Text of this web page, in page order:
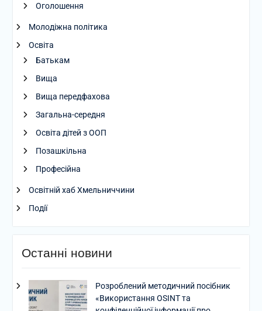
Оголошення
Молодіжна політика
Освіта
Батькам
Вища
Вища передфахова
Загальна-середня
Освіта дітей з ООП
Позашкільна
Професійна
Освітній хаб Хмельниччини
Події
Останні новини
Розроблений методичний посібник
«Використання OSINT та